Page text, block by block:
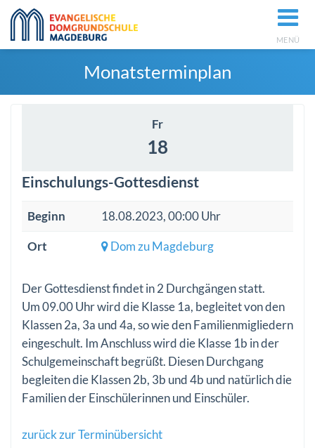
MENÜ
Monatsterminplan
Fr
18
Einschulungs-Gottesdienst
Beginn 18.08.2023, 00:00 Uhr
Ort Dom zu Magdeburg
Der Gottesdienst findet in 2 Durchgängen statt.
Um 09.00 Uhr wird die Klasse 1a, begleitet von den
Klassen 2a, 3a und 4a, so wie den Familienmigliedern
eingeschult. Im Anschluss wird die Klasse 1b in der
Schulgemeinschaft begrüßt. Diesen Durchgang
begleiten die Klassen 2b, 3b und 4b und natürlich die
Familien der Einschülerinnen und Einschüler.
zurück zur Terminübersicht